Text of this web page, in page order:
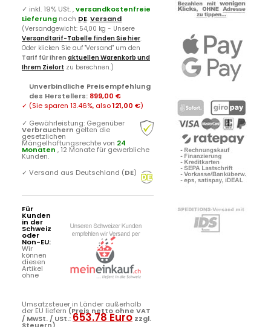
✓ inkl. 19% USt. ,versandkostenfreie
Lieferung nach DE.Versand
(Versandgewicht: 54,00 kg - Unsere
Versandtarif-Tabelle finden Sie hier.
Oder klicken Sie auf "Versand" um den
Tarif für Ihren aktuellen Warenkorb und
Ihrem Zielort zu berechnen.)
Unverbindliche Preisempfehlung
des Herstellers: 899,00 €
✓ (Sie sparen 13.46%, also121,00 €)
✓ Gewährleistung: Gegenüber
Verbrauchern gelten die
gesetzlichen
Mängelhaftungsrechte von 24
Monaten , 12 Monate für gewerbliche
Kunden.
✓ Versand aus Deutschland (DE)
Für
Kunden
in der
Schweiz
oder
Non-EU:
Wir
können
diesen
Artikel
ohne
Umsatzsteuer in Länder außerhalb
der EU liefern (Preis netto ohne VAT
/ MwSt. / USt.:653.78 Euro zzgl.
Steuern)